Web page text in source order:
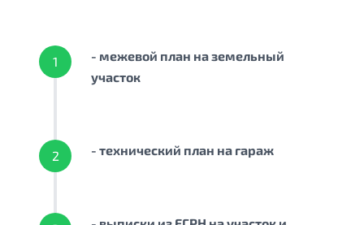
1
- межевой план на земельный
участок
2 - технический план на гараж